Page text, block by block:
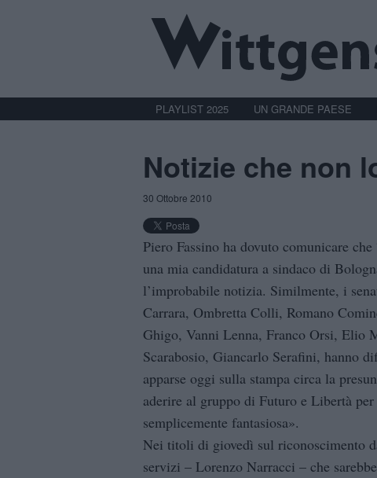
PLAYLIST 2025 UN GRANDE PAESE
Notizie che non
30 Ottobre 2010
Piero Fassino ha dovuto comunicare
una mia candidatura a sindaco di
l’improbabile notizia. Similmente, i
Carrara, Ombretta Colli, Romano
Ghigo, Vanni Lenna, Franco Orsi, Elio
Scarabosio, Giancarlo Serafini, hanno
apparse oggi sulla stampa circa la
aderire al gruppo di Futuro e Libertà
semplicemente fantasiosa».
Nei titoli di giovedì sul riconoscimento
servizi – Lorenzo Narracci – che